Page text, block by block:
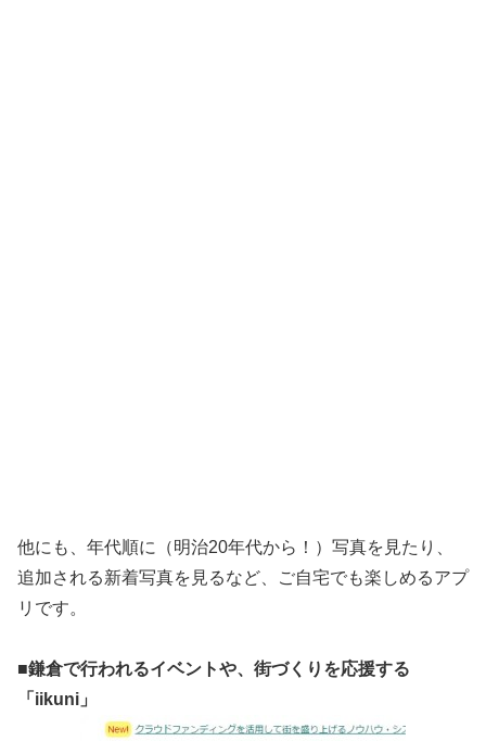
他にも、年代順に（明治20年代から！）写真を見たり、
追加される新着写真を見るなど、ご自宅でも楽しめるアプ
リです。
■鎌倉で行われるイベントや、街づくりを応援する
「iikuni」